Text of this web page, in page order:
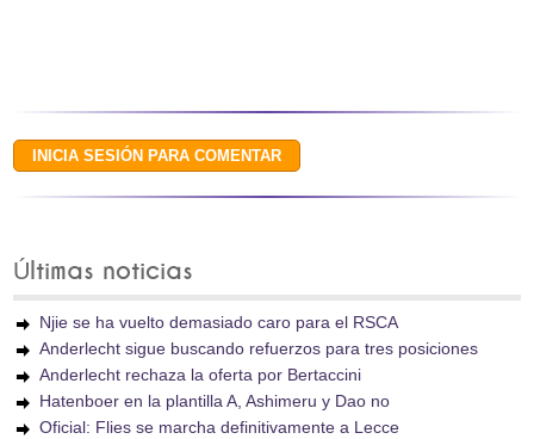
Últimas noticias
Njie se ha vuelto demasiado caro para el RSCA
Anderlecht sigue buscando refuerzos para tres posiciones
Anderlecht rechaza la oferta por Bertaccini
Hatenboer en la plantilla A, Ashimeru y Dao no
Oficial: Flies se marcha definitivamente a Lecce